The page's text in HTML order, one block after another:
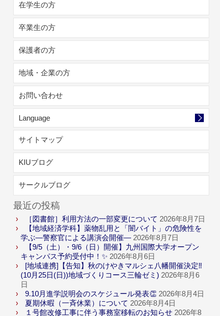
在学生の方
卒業生の方
保護者の方
地域・企業の方
お問い合わせ
Language
サイトマップ
KIUブログ
サークルブログ
最近の投稿
［図書館］利用方法の一部変更について 2026年8月7日
【地域経済学科】薬物乱用と「闇バイト」の危険性を
学ぶ―警察官による講演会開催― 2026年8月7日
【9/5（土）・9/6（日）開催】九州国際大学オープン
キャンパス予約受付中！✨ 2026年8月6日
[地域連携]【告知】秋のけやきマルシェ八幡開催決定‼
(10月25日(日))地域づくりコース三輪ゼミ) 2026年8月6
日
9.10月進学説明会のスケジュール発表👏 2026年8月4日
夏期休暇（一斉休業）について 2026年8月4日
１号館改修工事に伴う事務室移転のお知らせ 2026年8